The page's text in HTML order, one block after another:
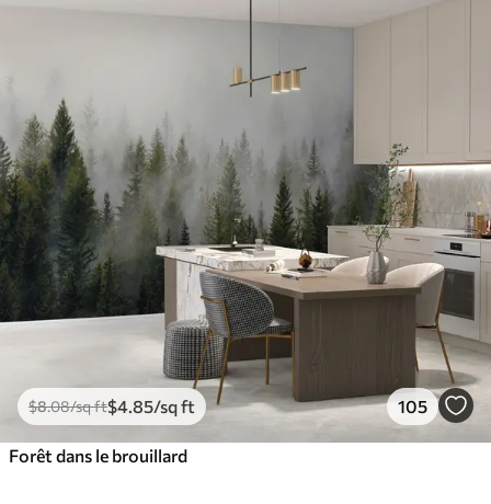
$8.08/sq ft$4 .85/sq ft 105
Forêt dans le brouillard